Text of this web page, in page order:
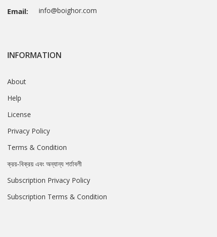
Email: info@boighor.com
INFORMATION
About
Help
License
Privacy Policy
Terms & Condition
ক্রয়-বিক্রয় এবং অন্যান্য শর্তাবলী
Subscription Privacy Policy
Subscription Terms & Condition